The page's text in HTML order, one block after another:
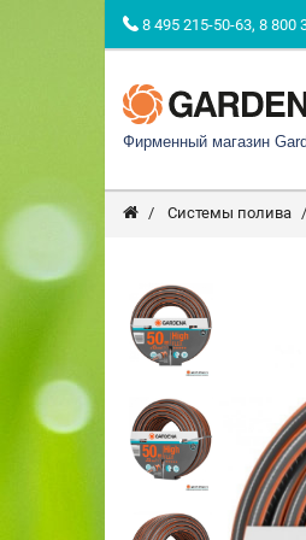
8 495 215-50-63, 8 800
Фирменный магазин
Системы полива